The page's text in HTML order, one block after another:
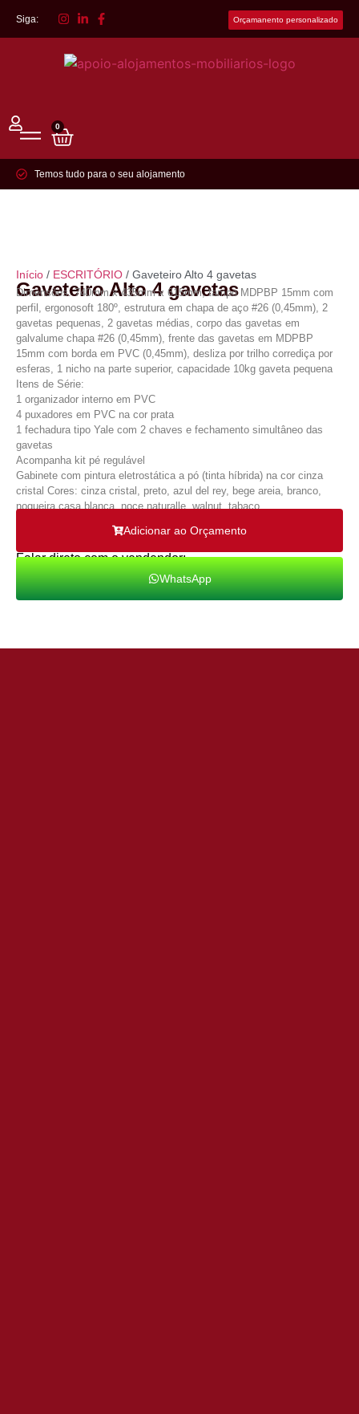
Siga: Orçamanento personalizado
0
Temos tudo para o seu alojamento
Início / ESCRITÓRIO / Gaveteiro Alto 4 gavetas
Gaveteiro Alto 4 gavetas
Dimensões: 740mm x 435mm x 615mm, tampo MDPBP 15mm com
perfil, ergonosoft 180º, estrutura em chapa de aço #26 (0,45mm), 2
gavetas pequenas, 2 gavetas médias, corpo das gavetas em
galvalume chapa #26 (0,45mm), frente das gavetas em MDPBP
15mm com borda em PVC (0,45mm), desliza por trilho corrediça por
esferas, 1 nicho na parte superior, capacidade 10kg gaveta pequena
Itens de Série:
1 organizador interno em PVC
4 puxadores em PVC na cor prata
1 fechadura tipo Yale com 2 chaves e fechamento simultâneo das
gavetas
Acompanha kit pé regulável
Gabinete com pintura eletrostática a pó (tinta híbrida) na cor cinza
cristal Cores: cinza cristal, preto, azul del rey, bege areia, branco,
nogueira casa blanca, noce naturalle, walnut, tabaco.
Adicionar ao Orçamento
Falar direto com o vendendor:
WhatsApp